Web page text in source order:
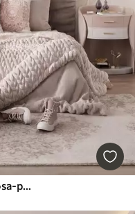
Penas delicadas e leves num tom rosa-pêssego esbatido com brilho